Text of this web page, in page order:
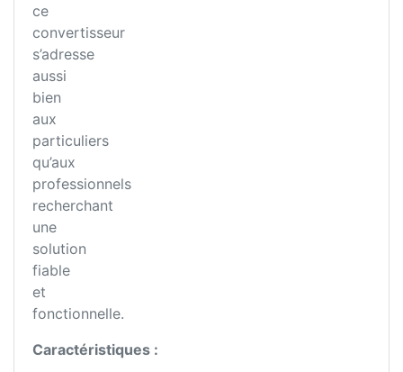
ce
convertisseur
s’adresse
aussi
bien
aux
particuliers
qu’aux
professionnels
recherchant
une
solution
fiable
et
fonctionnelle.
Caractéristiques :